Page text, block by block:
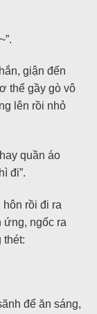
giận đến
thể gầy gò vô
lên rồi nhỏ
quần áo
đi”.
rồi đi ra
ứng, ngốc ra
thét:
để ăn sáng,